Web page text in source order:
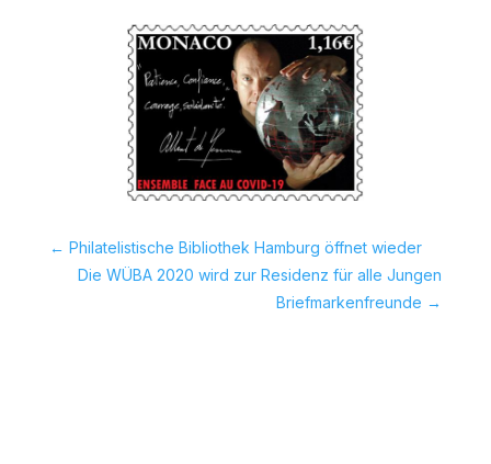
← Philatelistische Bibliothek Hamburg öffnet wieder
Die WÜBA 2020 wird zur Residenz für alle Jungen
Briefmarkenfreunde →